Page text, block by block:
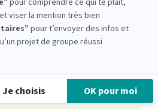
comme l'EFJ ?